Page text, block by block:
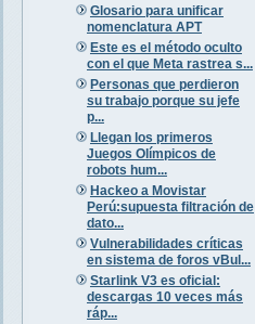
Glosario para unificar
nomenclatura APT
Este es el método oculto
con el que Meta rastrea s...
Personas que perdieron
su trabajo porque su jefe
p...
Llegan los primeros
Juegos Olímpicos de
robots hum...
Hackeo a Movistar
Perú:supuesta filtración de
dato...
Vulnerabilidades críticas
en sistema de foros vBul...
Starlink V3 es oficial:
descargas 10 veces más
ráp...